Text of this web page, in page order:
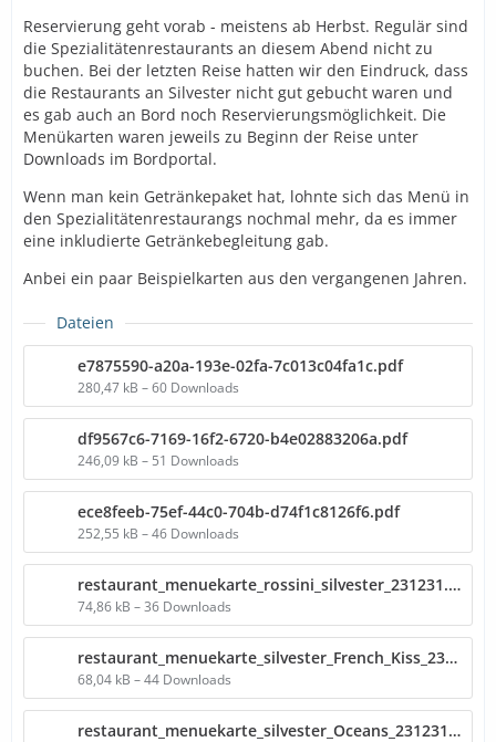
Reservierung geht vorab - meistens ab Herbst. Regulär sind
die Spezialitätenrestaurants an diesem Abend nicht zu
buchen. Bei der letzten Reise hatten wir den Eindruck, dass
die Restaurants an Silvester nicht gut gebucht waren und
es gab auch an Bord noch Reservierungsmöglichkeit. Die
Menükarten waren jeweils zu Beginn der Reise unter
Downloads im Bordportal.
Wenn man kein Getränkepaket hat, lohnte sich das Menü in
den Spezialitätenrestaurangs nochmal mehr, da es immer
eine inkludierte Getränkebegleitung gab.
Anbei ein paar Beispielkarten aus den vergangenen Jahren.
Dateien
e7875590-a20a-193e-02fa-7c013c04fa1c.pdf
280,47 kB – 60 Downloads
df9567c6-7169-16f2-6720-b4e02883206a.pdf
246,09 kB – 51 Downloads
ece8feeb-75ef-44c0-704b-d74f1c8126f6.pdf
252,55 kB – 46 Downloads
restaurant_menuekarte_rossini_silvester_231231.pdf
74,86 kB – 36 Downloads
restaurant_menuekarte_silvester_French_Kiss_231231.pdf
68,04 kB – 44 Downloads
restaurant_menuekarte_silvester_Oceans_231231.pdf